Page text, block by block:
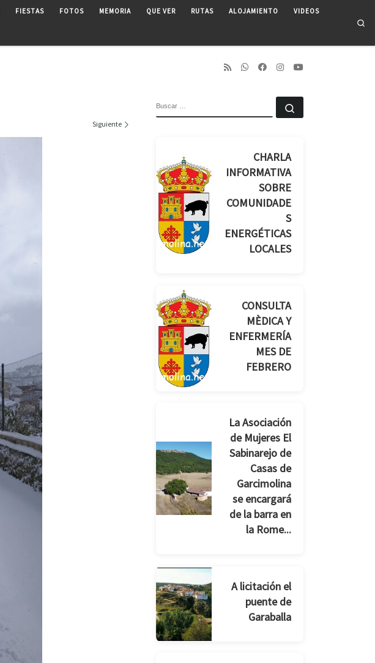
FIESTAS FOTOS MEMORIA QUE VER RUTAS ALOJAMIENTO VIDEOS
Siguiente
CHARLA
INFORMATIVA
SOBRE
COMUNIDADE
S
ENERGÉTICAS
LOCALES
CONSULTA
MÈDICA Y
ENFERMERÍA
MES DE
FEBRERO
La Asociación
de Mujeres El
Sabinarejo de
Casas de
Garcimolina
se encargará
de la barra en
la Rome...
A licitación el
puente de
Garaballa